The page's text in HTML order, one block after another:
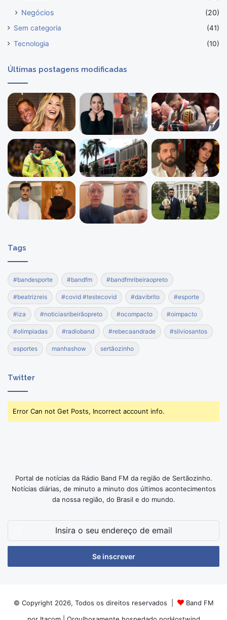
Negócios
(20)
Sem categoria
(41)
Tecnologia
(10)
Últimas postagens modificadas
Tags
#bandesporte #bandfm #bandfmribeiraopreto
#beatrizreis #covid #testecovid #davibrito #esporte
#iza #noticiasribeirãopreto #ocompacto #oimpacto
#olimpiadas #radioband #rebecaandrade #silviosantos
esportes manhashow sertãozinho
Twitter
Error Can not Get Posts, Incorrect account info.
Portal de notícias da Rádio Band FM da região de Sertãozinho.
Notícias diárias, de minuto a minuto dos últimos acontecimentos
da nossa região, do Brasil e do mundo.
seu
de
© Copyright 2026, Todos os direitos reservados |
Band FM